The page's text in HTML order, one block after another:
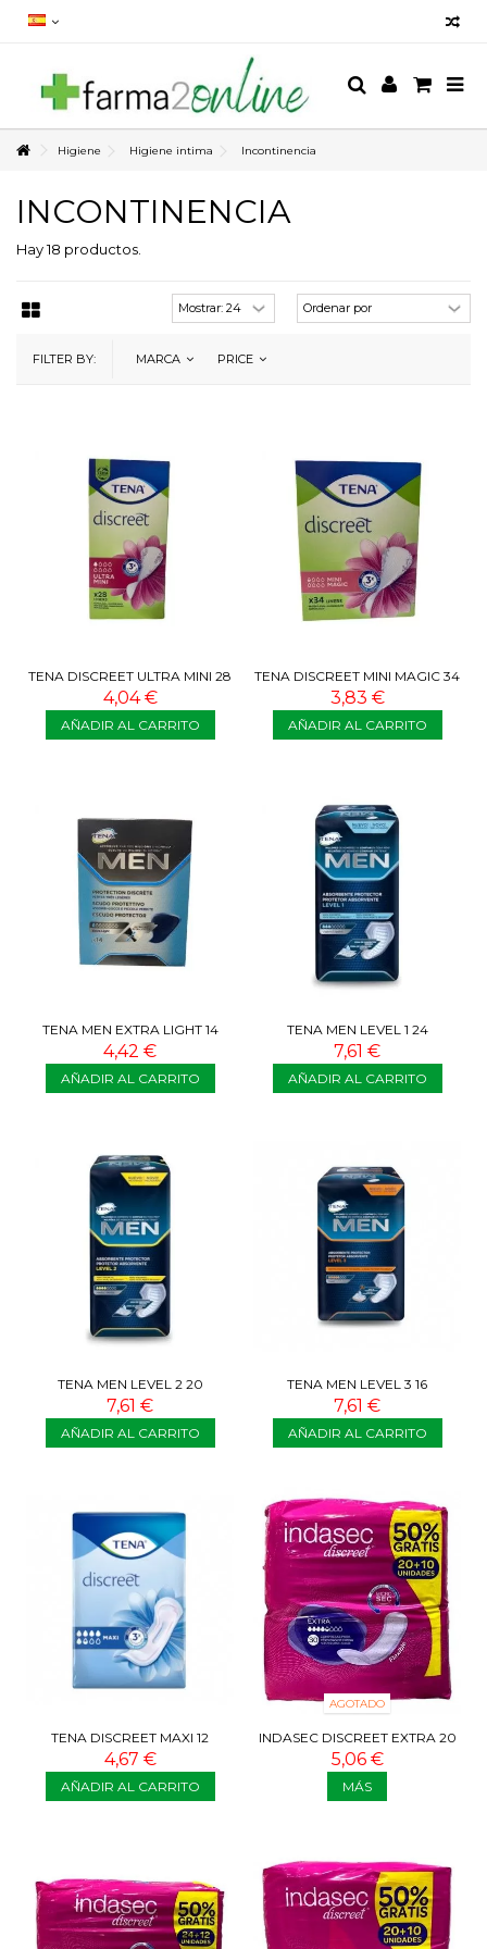
Higiene Higiene intima Incontinencia
INCONTINENCIA
Hay 18 productos.
FILTER BY: MARCA PRICE
TENA DISCREET ULTRA MINI 28
U
4,04 €
AÑADIR AL CARRITO
TENA DISCREET MINI MAGIC 34
U
3,83 €
AÑADIR AL CARRITO
TENA MEN EXTRA LIGHT 14
COMPRESAS
4,42 €
AÑADIR AL CARRITO
TENA MEN LEVEL 1 24
UNIDADES
7,61 €
AÑADIR AL CARRITO
TENA MEN LEVEL 2 20
UNIDADES
7,61 €
AÑADIR AL CARRITO
TENA MEN LEVEL 3 16
UNIDADES
7,61 €
AÑADIR AL CARRITO
TENA DISCREET MAXI 12
COMPRESAS
4,67 €
AÑADIR AL CARRITO
AGOTADO
INDASEC DISCREET EXTRA 20
+ 10U
5,06 €
MÁS